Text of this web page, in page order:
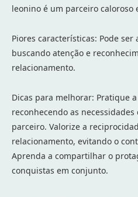
leonino é um parceiro caloroso
Piores características: Pode
buscando atenção e
relacionamento.
Dicas para melhorar: Pratique
reconhecendo as
parceiro. Valorize a
relacionamento, evitando o
Aprenda a compartilhar o
conquistas em conjunto.